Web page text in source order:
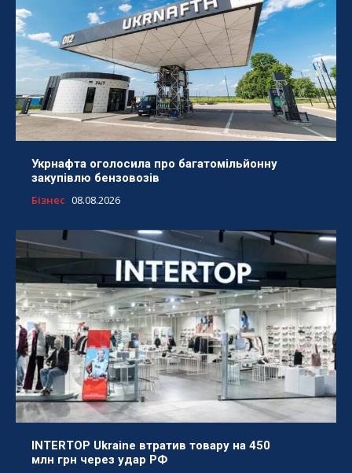
Укрнафта оголосила про багатомільйонну
закупівлю бензовозів
Бізнес 08.08.2026
INTERTOP Ukraine втратив товару на 450
млн грн через удар РФ